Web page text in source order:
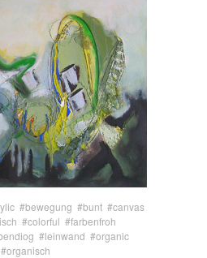
#bewegung #bunt #canvas
#colorful #farbenfroh
#leinwand #organic
#organisch